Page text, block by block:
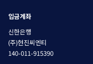
입금계좌
신한은행
(주)현진씨엔티
140-011-915390